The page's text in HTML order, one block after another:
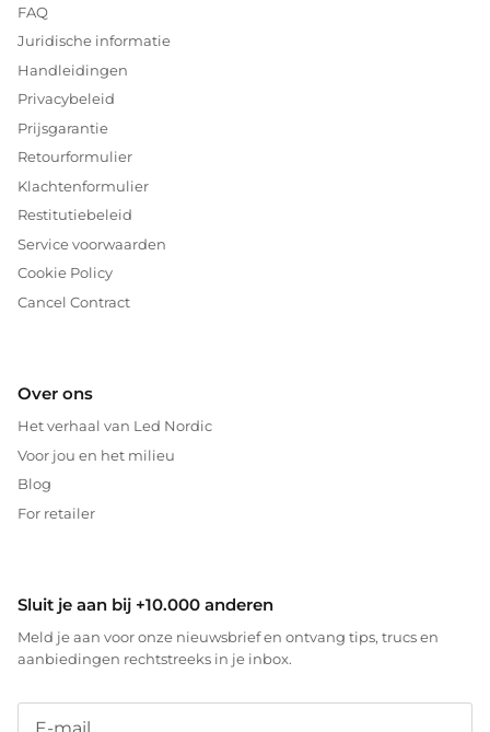
FAQ
Juridische informatie
Handleidingen
Privacybeleid
Prijsgarantie
Retourformulier
Klachtenformulier
Restitutiebeleid
Service voorwaarden
Cookie Policy
Cancel Contract
Over ons
Het verhaal van Led Nordic
Voor jou en het milieu
Blog
For retailer
Sluit je aan bij +10.000 anderen
Meld je aan voor onze nieuwsbrief en ontvang tips, trucs en
aanbiedingen rechtstreeks in je inbox.